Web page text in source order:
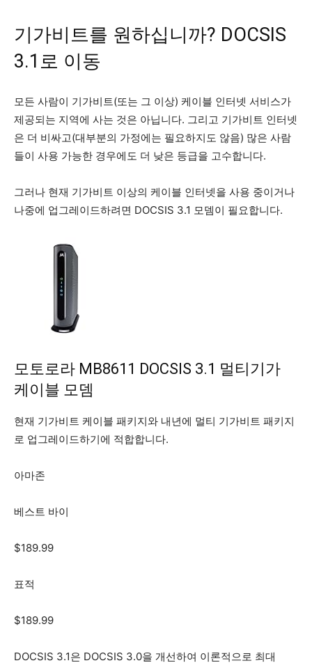
기가비트를 원하십니까? DOCSIS
3.1로 이동
모든 사람이 기가비트(또는 그 이상) 케이블 인터넷 서비스가
제공되는 지역에 사는 것은 아닙니다. 그리고 기가비트 인터넷
은 더 비싸고(대부분의 가정에는 필요하지도 않음) 많은 사람
들이 사용 가능한 경우에도 더 낮은 등급을 고수합니다.
그러나 현재 기가비트 이상의 케이블 인터넷을 사용 중이거나
나중에 업그레이드하려면 DOCSIS 3.1 모뎀이 필요합니다.
모토로라 MB8611 DOCSIS 3.1 멀티기가
케이블 모뎀
현재 기가비트 케이블 패키지와 내년에 멀티 기가비트 패키지
로 업그레이드하기에 적합합니다.
아마존
베스트 바이
$189.99
표적
$189.99
DOCSIS 3.1은 DOCSIS 3.0을 개선하여 이론적으로 최대